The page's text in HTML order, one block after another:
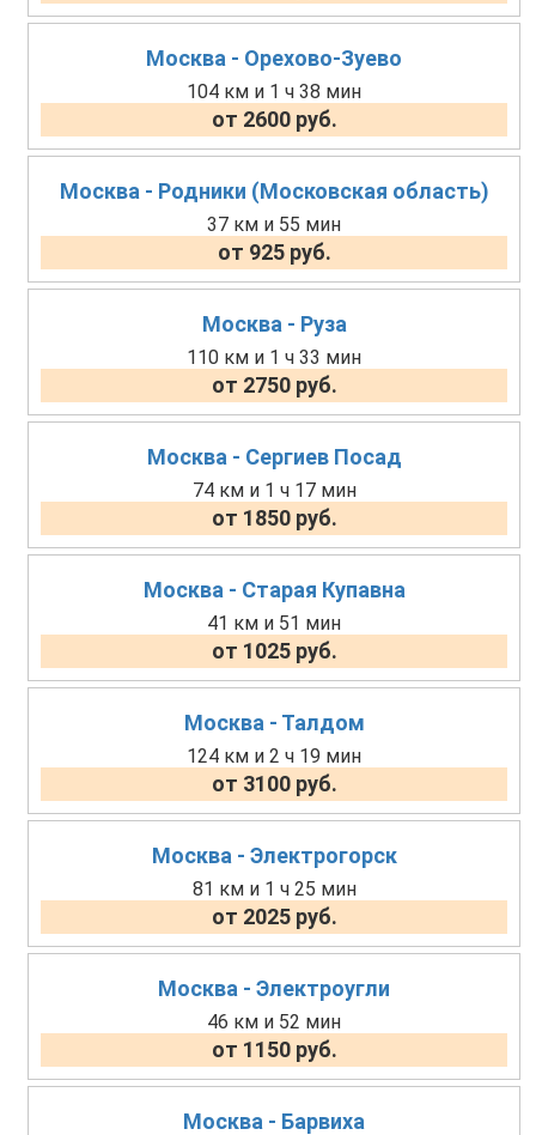
Москва - Орехово-Зуево
104 км и 1 ч 38 мин
от 2600 руб.
Москва - Родники (Московская область)
37 км и 55 мин
от 925 руб.
Москва - Руза
110 км и 1 ч 33 мин
от 2750 руб.
Москва - Сергиев Посад
74 км и 1 ч 17 мин
от 1850 руб.
Москва - Старая Купавна
41 км и 51 мин
от 1025 руб.
Москва - Талдом
124 км и 2 ч 19 мин
от 3100 руб.
Москва - Электрогорск
81 км и 1 ч 25 мин
от 2025 руб.
Москва - Электроугли
46 км и 52 мин
от 1150 руб.
Москва - Барвиха